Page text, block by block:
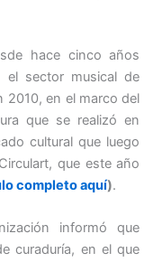
hace cinco años
el sector musical de
2010, en el marco del
que se realizó en
cultural que luego
que este año
completo aquí).
informó que
curaduría, en el que